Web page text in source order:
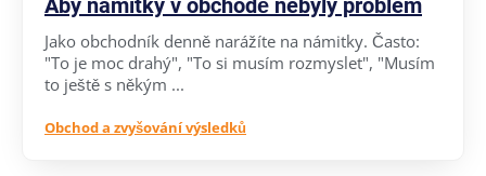
Aby námitky v obchodě nebyly problém
Jako obchodník denně narážíte na námitky. Často:
"To je moc drahý", "To si musím rozmyslet", "Musím
to ještě s někým ...
Obchod a zvyšování výsledků